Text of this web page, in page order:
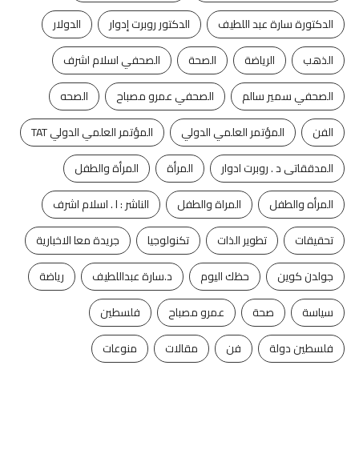
الدكتورة سارة عبد اللطيف
الدكتور روبرت إدوار
الدولار
الذهب
الرياضة الصحة
الصحفي اسلام اشرف
الصحفي سمير سالم
الصحفي عمرو مصباح
الصحه
الفن
المؤتمر العلمي الدولي
المؤتمر العلمي الدولي TAT
المدققاتى د . روبرت ادوار
المرأة
المرأة والطفل
المرأه والطفل
المراة والطفل
الناشر : ا . اسلام اشرف
تحقيقات
تطوير الذات تكنولوجيا
جريدة معا الاخبارية
جولدن كوين
حظك اليوم د.سارة عبداللطيف
رياضة
سياسة
صحة عمرو مصباح
فلسطين
فلسطين دولة
فن مقالات منوعات